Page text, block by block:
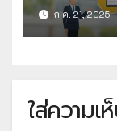
คัดเลือก
ก.ค. 21, 2025
ใส่ความเ